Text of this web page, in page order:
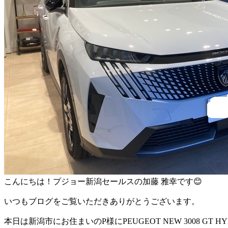
こんにちは！プジョー新潟セールスの加藤 雅幸です😊
いつもブログをご覧いただきありがとうございます。
本日は新潟市にお住まいのP様にPEUGEOT NEW 3008 GT